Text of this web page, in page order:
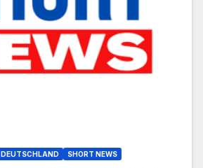
DEUTSCHLAND SHORT NEWS